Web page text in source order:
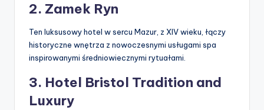
2. Zamek Ryn
Ten luksusowy hotel w sercu Mazur, z XIV wieku, łączy
historyczne wnętrza z nowoczesnymi usługami spa
inspirowanymi średniowiecznymi rytuałami.
3. Hotel Bristol Tradition and
Luxury